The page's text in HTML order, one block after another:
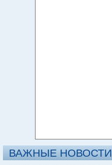
ВАЖНЫЕ НОВОСТИ